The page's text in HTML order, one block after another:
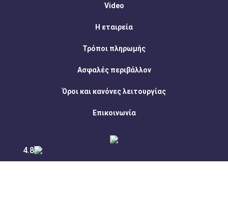
4.8
Video
Η εταιρεία
Τρόποι πληρωμής
Ασφαλές περιβάλλον
Όροι και κανόνες λειτουργίας
Επικοινωνία